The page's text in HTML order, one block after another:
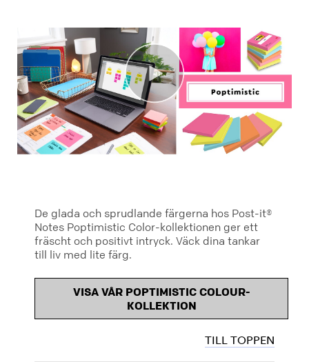
De glada och sprudlande färgerna hos Post-it®
Notes Poptimistic Color-kollektionen ger ett
fräscht och positivt intryck. Väck dina tankar
till liv med lite färg.
VISA VÅR POPTIMISTIC COLOUR-
KOLLEKTION
TILL TOPPEN